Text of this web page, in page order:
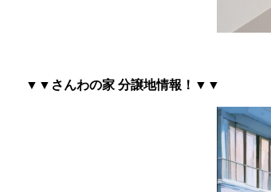
▼▼さんわの家 分譲地情報 ！▼▼